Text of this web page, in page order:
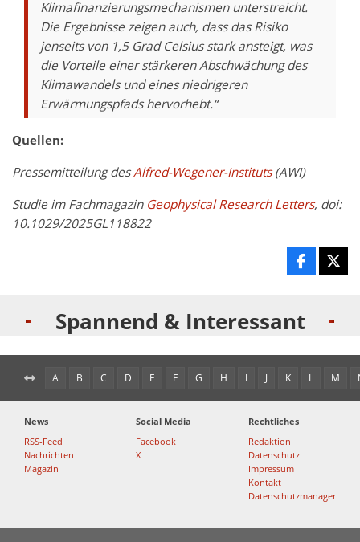
Klimafinanzierungsmechanismen unterstreicht.
Die Ergebnisse zeigen auch, dass das Risiko
jenseits von 1,5 Grad Celsius stark ansteigt, was
die Vorteile einer stärkeren Abschwächung des
Klimawandels und eines niedrigeren
Erwärmungspfads hervorhebt.“
Quellen:
Pressemitteilung desAlfred-Wegener-Instituts(AWI)
Studie im Fachmagazin Geophysical Research Letters, doi:
10.1029/2025GL118822
Spannend & Interessant
A B C D E F G H I J K L M
News
RSS-Feed
Nachrichten
Magazin
Social Media
Facebook
X
Rechtliches
Redaktion
Datenschutz
Impressum
Kontakt
Datenschutzmanager